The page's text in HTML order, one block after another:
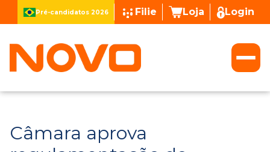
Pré-candidatos 2026 Filie Loja Login
Câmara aprova